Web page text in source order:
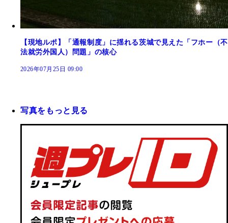
【現地ルポ】「通報制度」に揺れる茨城で見えた「フホー（不
法就労外国人）問題」の核心
2026年07月25日 09:00
写真をもっと見る